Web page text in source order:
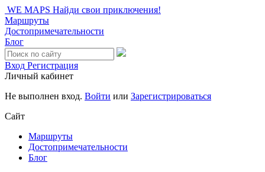
WE MAPS Найди свои приключения!
Маршруты
Достопримечательности
Блог
Вход Регистрация
Личный кабинет
Не выполнен вход. Войти или Зарегистрироваться
Сайт
Маршруты
Достопримечательности
Блог